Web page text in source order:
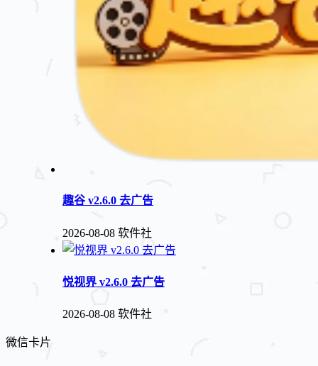
趣谷 v2.6.0 去广告
2026-08-08 软件社
悦视界 v2.6.0 去广告
2026-08-08 软件社
微信卡片